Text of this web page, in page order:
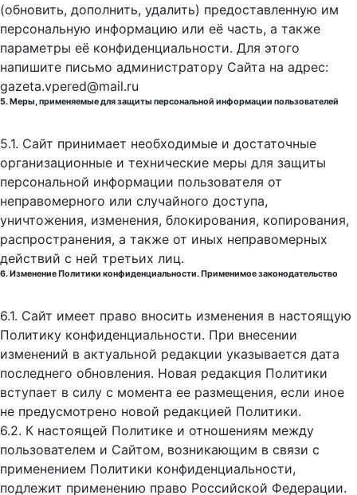
(обновить, дополнить, удалить) предоставленную им
персональную информацию или её часть, а также
параметры её конфиденциальности. Для этого
напишите письмо администратору Сайта на адрес:
gazeta.vpered@mail.ru
5. Меры, применяемые для защиты персональной информации пользователей
5.1. Сайт принимает необходимые и достаточные
организационные и технические меры для защиты
персональной информации пользователя от
неправомерного или случайного доступа,
уничтожения, изменения, блокирования, копирования,
распространения, а также от иных неправомерных
действий с ней третьих лиц.
6. Изменение Политики конфиденциальности. Применимое законодательство
6.1. Сайт имеет право вносить изменения в настоящую
Политику конфиденциальности. При внесении
изменений в актуальной редакции указывается дата
последнего обновления. Новая редакция Политики
вступает в силу с момента ее размещения, если иное
не предусмотрено новой редакцией Политики.
6.2. К настоящей Политике и отношениям между
пользователем и Сайтом, возникающим в связи с
применением Политики конфиденциальности,
подлежит применению право Российской Федерации.